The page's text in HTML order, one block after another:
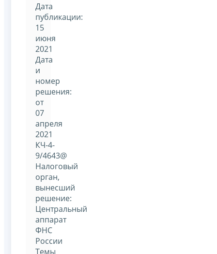
Дата
публикации:
15
июня
2021
Дата
и
номер
решения:
от
07
апреля
2021
КЧ-4-
9/4643@
Налоговый
орган,
вынесший
решение:
Центральный
аппарат
ФНС
России
Темы